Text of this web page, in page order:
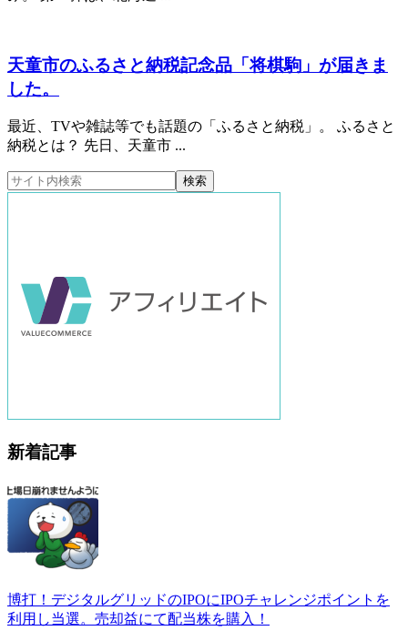
天童市のふるさと納税記念品「将棋駒」が届きま
した。
最近、TVや雑誌等でも話題の「ふるさと納税」。 ふるさと
納税とは？ 先日、天童市 ...
新着記事
博打！デジタルグリッドのIPOにIPOチャレンジポイントを
利用し当選。売却益にて配当株を購入！